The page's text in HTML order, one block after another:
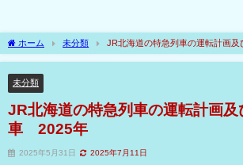
ホーム 未分類 JR北海道の特急列車の運転計画
未分類
JR北海道の特急列車の運転計画及
車 2025年
2025年5月31日 2025年7月11日